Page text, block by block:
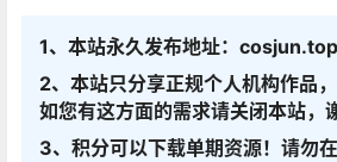
1、本站永久发布地址：cosjun.top
2、本站只分享正规个人机构作品，
如您有这方面的需求请关闭本站，
3、积分可以下载单期资源！请勿在